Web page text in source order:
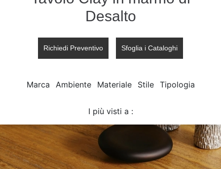
Desalto
Richiedi Preventivo Sfoglia i Cataloghi
Marca Ambiente Materiale Stile Tipologia
I più visti a :